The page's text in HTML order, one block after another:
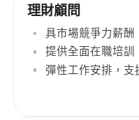
理財顧問
具市場競爭力薪
提供全面在職培
彈性工作安排，